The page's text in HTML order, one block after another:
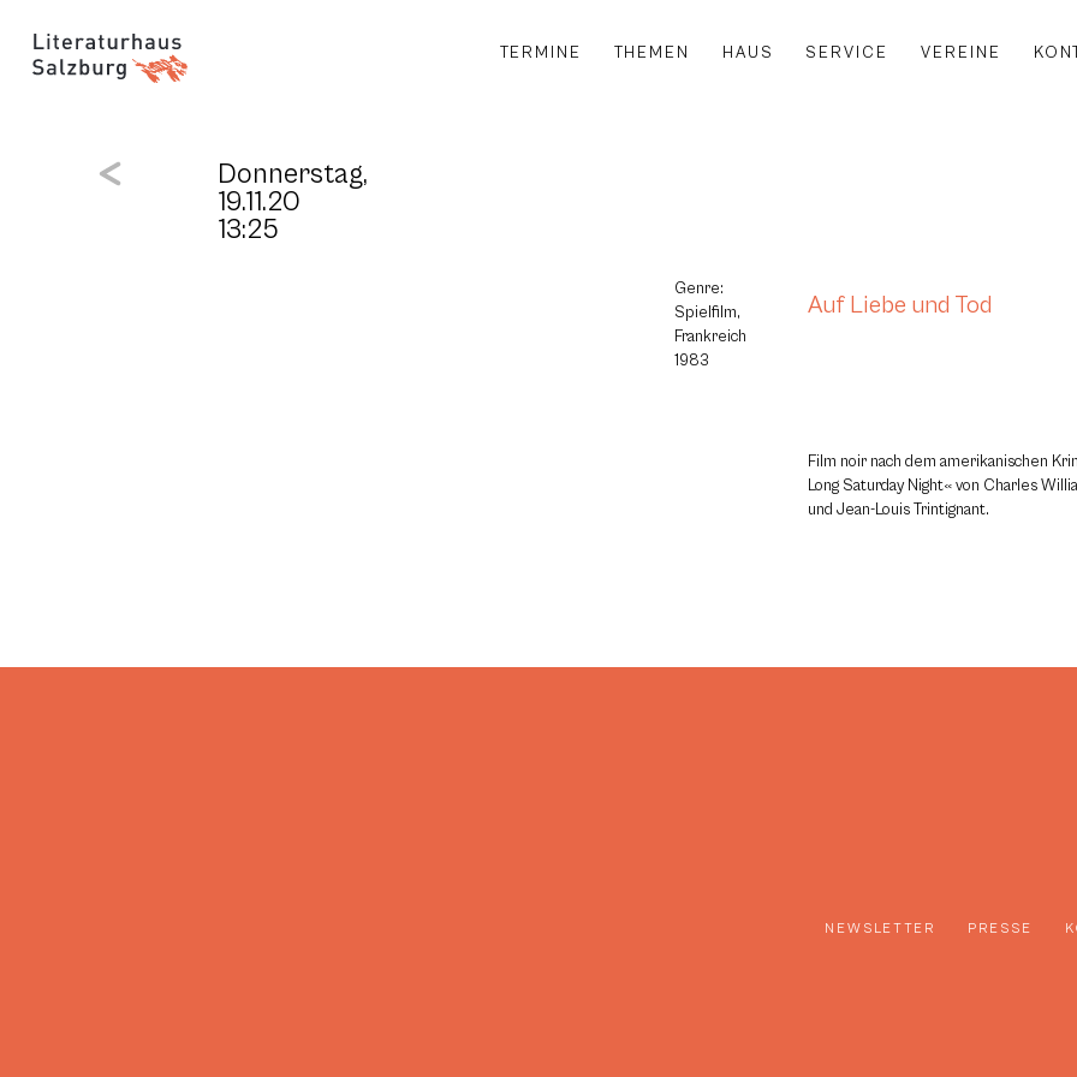
TERMINE THEMEN HAUS SERVICE VEREINE
Donnerstag,
19.11.20
13:25
Genre:
Spielfilm,
Frankreich
1983
Auf Liebe und Tod
Film noir nach dem amerikanischen
Long Saturday Night« von Charles
und Jean-Louis Trintignant.
NEWSLETTER PRESSE